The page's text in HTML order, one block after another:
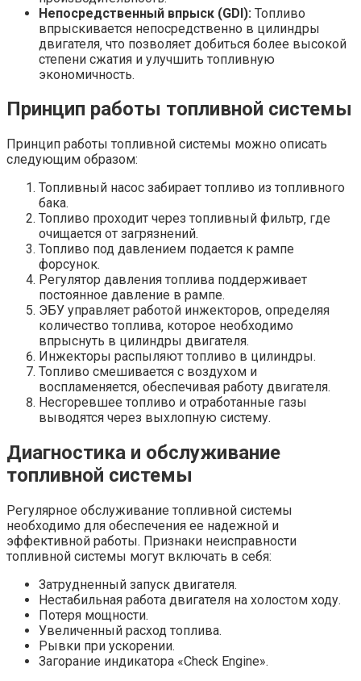
Непосредственный впрыск (GDI): Топливо
впрыскивается непосредственно в цилиндры
двигателя‚ что позволяет добиться более высокой
степени сжатия и улучшить топливную
экономичность.
Принцип работы топливной системы
Принцип работы топливной системы можно описать
следующим образом:
Топливный насос забирает топливо из топливного
бака.
Топливо проходит через топливный фильтр‚ где
очищается от загрязнений.
Топливо под давлением подается к рампе
форсунок.
Регулятор давления топлива поддерживает
постоянное давление в рампе.
ЭБУ управляет работой инжекторов‚ определяя
количество топлива‚ которое необходимо
впрыснуть в цилиндры двигателя.
Инжекторы распыляют топливо в цилиндры.
Топливо смешивается с воздухом и
воспламеняется‚ обеспечивая работу двигателя.
Несгоревшее топливо и отработанные газы
выводятся через выхлопную систему.
Диагностика и обслуживание
топливной системы
Регулярное обслуживание топливной системы
необходимо для обеспечения ее надежной и
эффективной работы. Признаки неисправности
топливной системы могут включать в себя:
Затрудненный запуск двигателя.
Нестабильная работа двигателя на холостом ходу.
Потеря мощности.
Увеличенный расход топлива.
Рывки при ускорении.
Загорание индикатора «Check Engine».